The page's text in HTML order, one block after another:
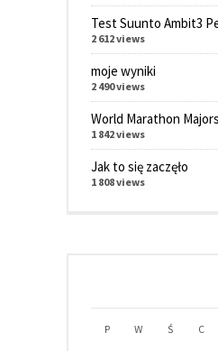
Test Suunto Ambit3
2 612 views
moje wyniki
2 490 views
World Marathon Majors
1 842 views
Jak to się zaczęło
1 808 views
P W Ś C